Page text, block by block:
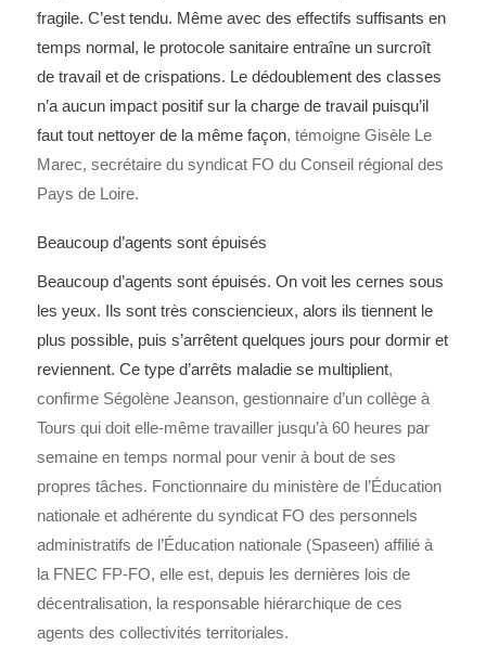
fragile. C’est tendu. Même avec des effectifs suffisants en
temps normal, le protocole sanitaire entraîne un surcroît
de travail et de crispations. Le dédoublement des classes
n’a aucun impact positif sur la charge de travail puisqu’il
faut tout nettoyer de la même façon, témoigne Gisèle Le
Marec, secrétaire du syndicat FO du Conseil régional des
Pays de Loire.
Beaucoup d’agents sont épuisés
Beaucoup d’agents sont épuisés. On voit les cernes sous
les yeux. Ils sont très consciencieux, alors ils tiennent le
plus possible, puis s’arrêtent quelques jours pour dormir et
reviennent. Ce type d’arrêts maladie se multiplient,
confirme Ségolène Jeanson, gestionnaire d’un collège à
Tours qui doit elle-même travailler jusqu’à 60 heures par
semaine en temps normal pour venir à bout de ses
propres tâches. Fonctionnaire du ministère de l’Éducation
nationale et adhérente du syndicat FO des personnels
administratifs de l’Éducation nationale (Spaseen) affilié à
la FNEC FP-FO, elle est, depuis les dernières lois de
décentralisation, la responsable hiérarchique de ces
agents des collectivités territoriales.